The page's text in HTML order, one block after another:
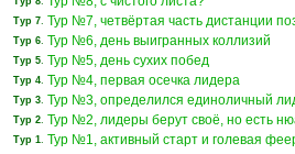
Тур 7. Тур №7, четвёртая часть дистанции
Тур 6. Тур №6, день выигранных коллизий
Тур 5. Тур №5, день сухих побед
Тур 4. Тур №4, первая осечка лидера
Тур 3. Тур №3, определился единоличный
Тур 2. Тур №2, лидеры берут своё, но есть
Тур 1. Тур №1, активный старт и голевая